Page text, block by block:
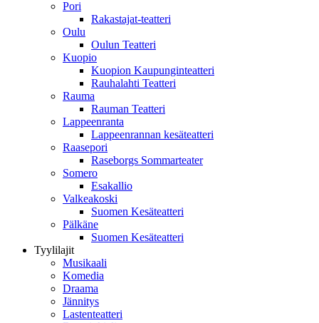
Pori
Rakastajat-teatteri
Oulu
Oulun Teatteri
Kuopio
Kuopion Kaupunginteatteri
Rauhalahti Teatteri
Rauma
Rauman Teatteri
Lappeenranta
Lappeenrannan kesäteatteri
Raasepori
Raseborgs Sommarteater
Somero
Esakallio
Valkeakoski
Suomen Kesäteatteri
Pälkäne
Suomen Kesäteatteri
Tyylilajit
Musikaali
Komedia
Draama
Jännitys
Lastenteatteri